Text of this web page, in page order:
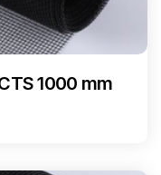
1000 mm